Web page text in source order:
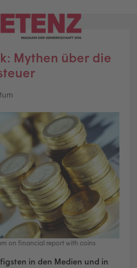
Mythen über die
on financial report with coins
in den Medien und in